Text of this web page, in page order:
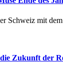
Schweiz mit
Zukunft der